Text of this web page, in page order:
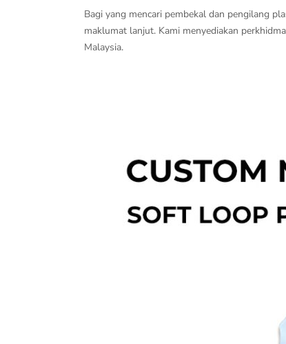
Bagi yang mencari pembekal dan pengilang
maklumat lanjut. Kami menyediakan
Malaysia.